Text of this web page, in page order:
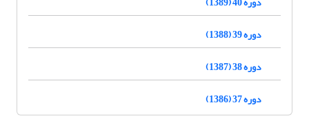
دوره 39 (1388)
دوره 38 (1387)
دوره 37 (1386)